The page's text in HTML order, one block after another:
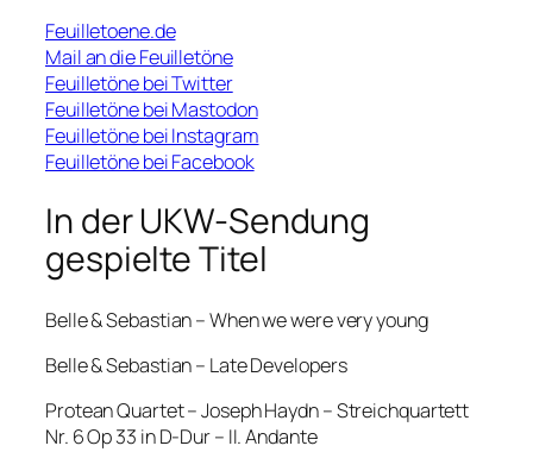
Feuilletoene.de
Mail an die Feuilletöne
Feuilletöne bei Twitter
Feuilletöne bei Mastodon
Feuilletöne bei Instagram
Feuilletöne bei Facebook
In der UKW-Sendung
gespielte Titel
Belle & Sebastian – When we were very young
Belle & Sebastian – Late Developers
Protean Quartet – Joseph Haydn – Streichquartett
Nr. 6 Op 33 in D-Dur – II. Andante